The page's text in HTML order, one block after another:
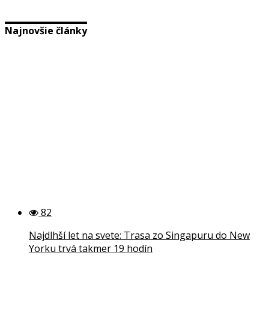
Najnovšie články
82
Najdlhší let na svete: Trasa zo Singapuru do New
Yorku trvá takmer 19 hodín